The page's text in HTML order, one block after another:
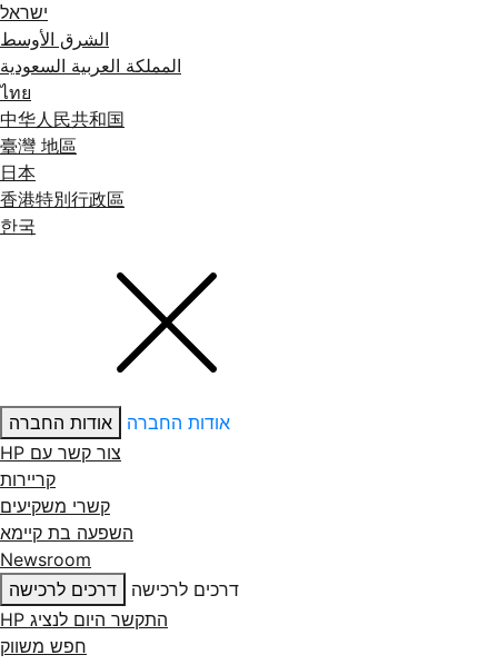
ישראל
الشرق الأوسط
المملكة العربية السعودية
ไทย
中华人民共和国
臺灣 地區
日本
香港特別行政區
한국
אודות החברה
אודות החברה
צור קשר עם ‏HP
קריירות
קשרי משקיעים
השפעה בת קיימא
Newsroom
דרכים לרכישה
דרכים לרכישה
התקשר היום לנציג HP
חפש משווק